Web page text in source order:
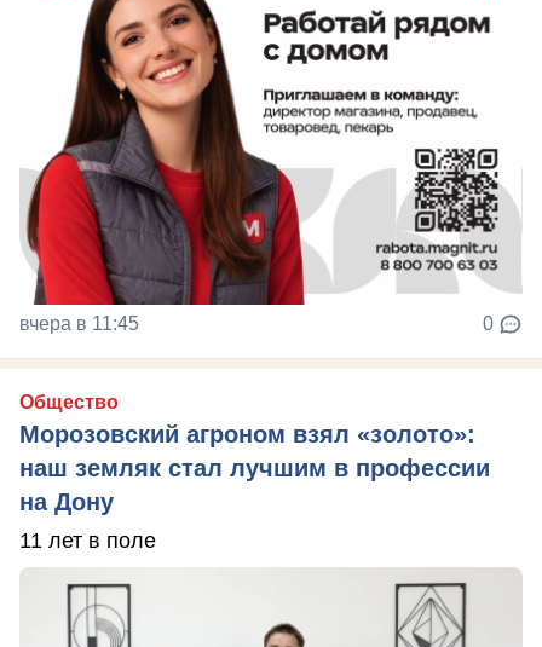
вчера в 11:45 0
Общество
Морозовский агроном взял «золото»:
наш земляк стал лучшим в профессии
на Дону
11 лет в поле